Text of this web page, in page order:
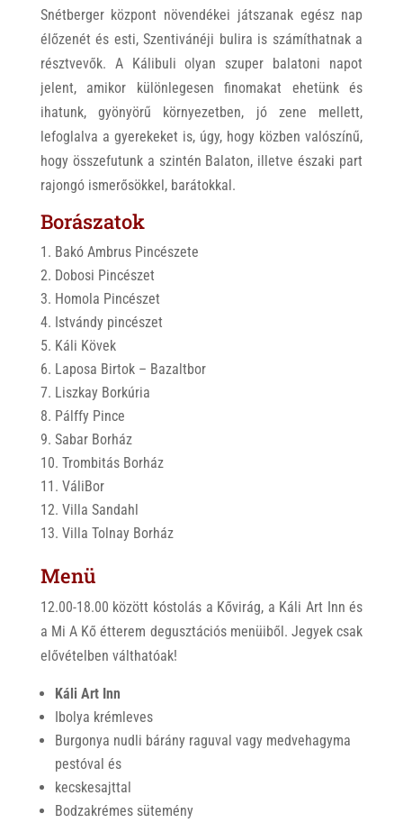
Snétberger központ növendékei játszanak egész nap
élőzenét és esti, Szentivánéji bulira is számíthatnak a
résztvevők. A Kálibuli olyan szuper balatoni napot
jelent, amikor különlegesen finomakat ehetünk és
ihatunk, gyönyörű környezetben, jó zene mellett,
lefoglalva a gyerekeket is, úgy, hogy közben valószínű,
hogy összefutunk a szintén Balaton, illetve északi part
rajongó ismerősökkel, barátokkal.
Borászatok
Bakó Ambrus Pincészete
Dobosi Pincészet
Homola Pincészet
Istvándy pincészet
Káli Kövek
Laposa Birtok – Bazaltbor
Liszkay Borkúria
Pálffy Pince
Sabar Borház
Trombitás Borház
VáliBor
Villa Sandahl
Villa Tolnay Borház
Menü
12.00-18.00 között kóstolás a Kővirág, a Káli Art Inn és
a Mi A Kő étterem degusztációs menüiből. Jegyek csak
elővételben válthatóak!
Káli Art Inn
Ibolya krémleves
Burgonya nudli bárány raguval vagy medvehagyma
pestóval és
kecskesajttal
Bodzakrémes sütemény